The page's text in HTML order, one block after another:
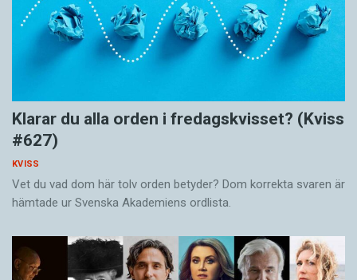
Klarar du alla orden i fredagskvisset? (Kviss
#627)
KVISS
Vet du vad dom här tolv orden betyder? Dom korrekta svaren är
hämtade ur Svenska Akademiens ordlista.